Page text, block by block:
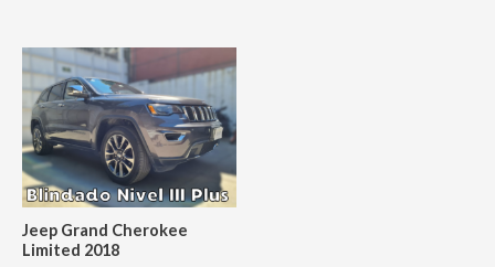
Jeep Grand Cherokee
Limited 2018